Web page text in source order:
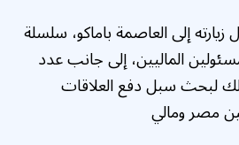
زيارته إلى العاصمة باماكو، سلسلة
الماليين، إلى جانب عدد
لبحث سبل دفع العلاقات
بين مصر ومالي